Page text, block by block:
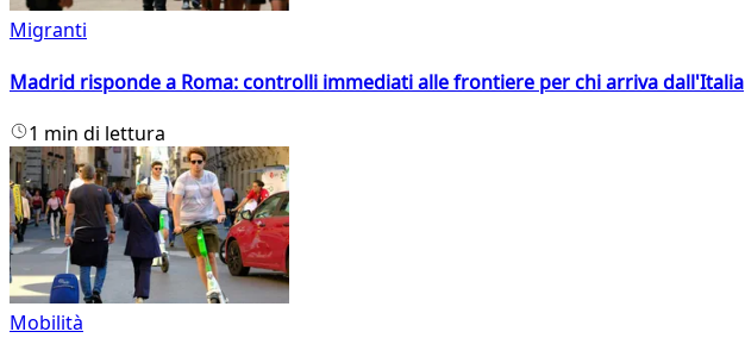
Migranti
Madrid risponde a Roma: controlli immediati alle frontiere per chi arriva dall'Italia
1 min di lettura
Mobilità